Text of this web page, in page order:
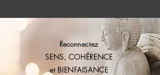
Reconnectez
SENS, COHÉRENCE
et BIENFAISANCE